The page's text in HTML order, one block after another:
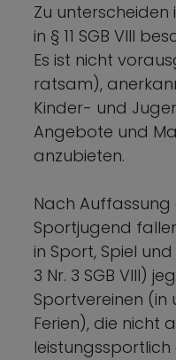
Zu
in § 11 SGB VIII
Es ist nicht
ratsam),
Kinder- und
Angebote und
anzubieten.
Nach
Sportjugend
in Sport, Spiel und
3 Nr. 3 SGB VIII)
Sportvereinen
Ferien), die nicht
leistungssportlich